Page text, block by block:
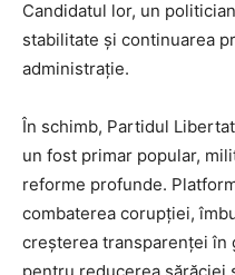
Candidatul lor, un
stabilitate și continuarea
administrație.
În schimb, Partidul
un fost primar popular,
reforme profunde.
combaterea corupției,
creșterea transparenței în